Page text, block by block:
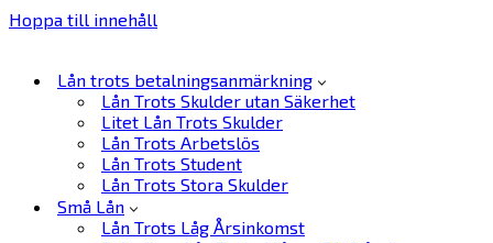
Hoppa till innehåll
Lån trots betalningsanmärkning
Lån Trots Skulder utan Säkerhet
Litet Lån Trots Skulder
Lån Trots Arbetslös
Lån Trots Student
Lån Trots Stora Skulder
Små Lån
Lån Trots Låg Årsinkomst